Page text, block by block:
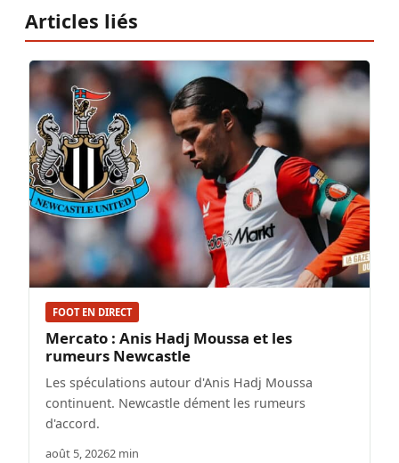
Articles liés
FOOT EN DIRECT
Mercato : Anis Hadj Moussa et les
rumeurs Newcastle
Les spéculations autour d'Anis Hadj Moussa
continuent. Newcastle dément les rumeurs
d'accord.
août 5, 20262 min